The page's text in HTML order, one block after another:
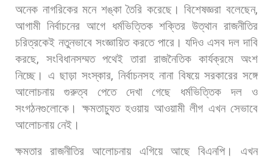
অনেক নাগরিকের মনে শঙ্কা তৈরি করেছে। বিশেষজ্ঞরা বলেছেন,
আগামী নির্বাচনের আগে ধর্মভিত্তিক শক্তির উত্থান রাজনীতির
চরিত্রকেই নতুনভাবে সংজ্ঞায়িত করতে পারে। যদিও এসব দল দাবি
করছে, সংবিধানসম্মত পথেই তারা রাজনৈতিক কার্যক্রমে অংশ
নিচ্ছে। এ ছাড়া সংস্কার, নির্বাচনসহ নানা বিষয়ে সরকারের সঙ্গে
আলোচনায়
গুরুত্ব পেতে দেখা গেছে ধর্মভিত্তিক দল
ও
সংগঠনগুলোকে। ক্ষমতাচ্যুত হওয়ায় আওয়ামী লীগ এখন সেভাবে
আলোচনায় নেই।
ক্ষমতার রাজনীতির আলোচনায় এগিয়ে আছে বিএনপি।
এখন